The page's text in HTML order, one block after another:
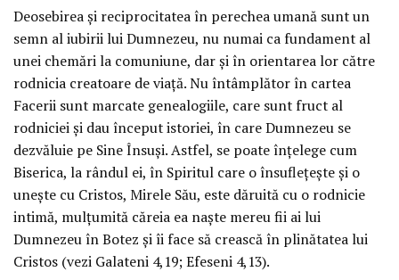
Deosebirea şi reciprocitatea în perechea umană sunt un
semn al iubirii lui Dumnezeu, nu numai ca fundament al
unei chemări la comuniune, dar şi în orientarea lor către
rodnicia creatoare de viaţă. Nu întâmplător în cartea
Facerii sunt marcate genealogiile, care sunt fruct al
rodniciei şi dau început istoriei, în care Dumnezeu se
dezvăluie pe Sine Însuşi. Astfel, se poate înţelege cum
Biserica, la rândul ei, în Spiritul care o însufleţeşte şi o
uneşte cu Cristos, Mirele Său, este dăruită cu o rodnicie
intimă, mulţumită căreia ea naşte mereu fii ai lui
Dumnezeu în Botez şi îi face să crească în plinătatea lui
Cristos (vezi Galateni 4,19; Efeseni 4,13).